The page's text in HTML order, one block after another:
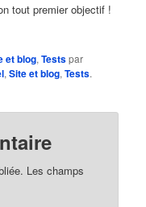
tout premier objectif !
et blog,Testspar
,Site et blog,Tests.
Les champs